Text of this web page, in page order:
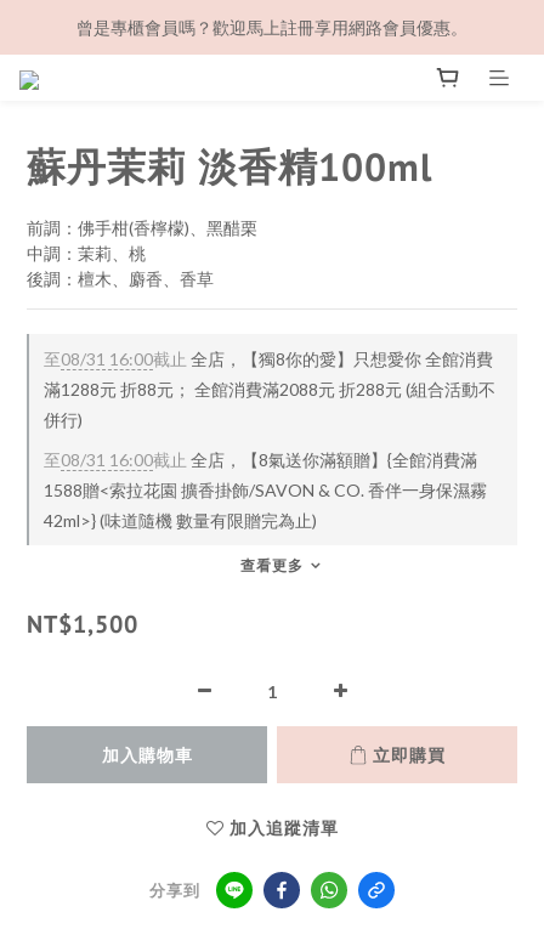
曾是專櫃會員嗎？歡迎馬上註冊享用網路會員優惠。
蘇丹茉莉 淡香精100ml
前調：佛手柑(香檸檬)、黑醋栗
中調：茉莉、桃
後調：檀木、麝香、香草
至08/31 16:00截止 全店，【獨8你的愛】只想愛你 全館消費
滿1288元 折88元； 全館消費滿2088元 折288元 (組合活動不
併行)
至08/31 16:00截止 全店，【8氣送你滿額贈】{全館消費滿
1588贈<索拉花園 擴香掛飾/SAVON & CO. 香伴一身保濕霧
42ml>} (味道隨機 數量有限贈完為止)
查看更多
NT$1,500
加入購物車 立即購買
加入追蹤清單
分享到